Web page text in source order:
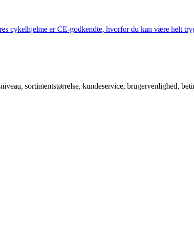
cykelhjelme er CE-godkendte, hvorfor du kan være helt
sortimentstørrelse, kundeservice, brugervenlighed,